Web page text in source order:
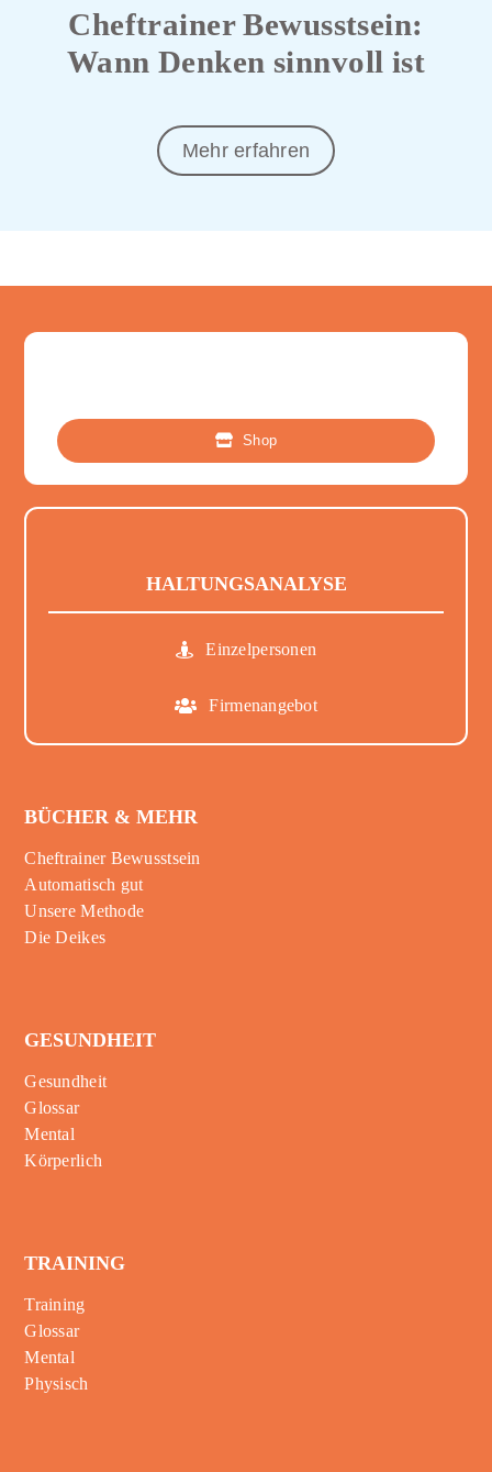
Cheftrainer Bewusstsein:
Wann Denken sinnvoll ist
Mehr erfahren
Shop
HALTUNGSANALYSE
Einzelpersonen
Firmenangebot
BÜCHER & MEHR
Cheftrainer Bewusstsein
Automatisch gut
Unsere Methode
Die Deikes
GESUNDHEIT
Gesundheit
Glossar
Mental
Körperlich
TRAINING
Training
Glossar
Mental
Physisch